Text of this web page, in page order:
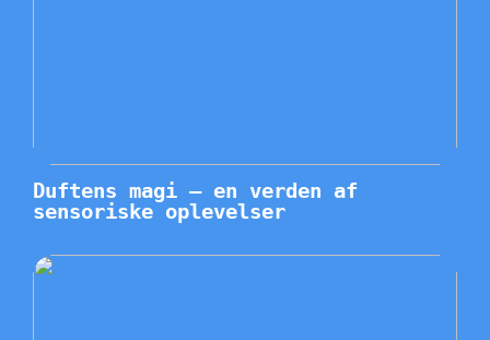
Duftens magi – en verden af
sensoriske oplevelser